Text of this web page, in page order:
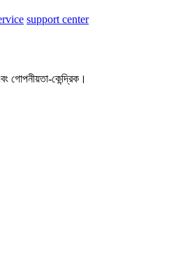
support center
গোপনীয়তা-কেন্দ্রিক।